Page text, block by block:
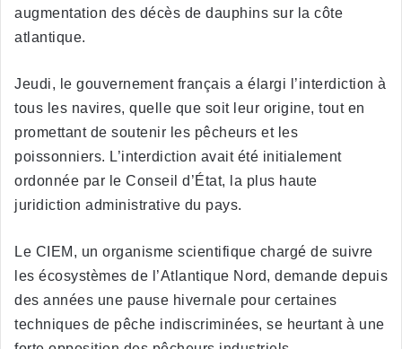
augmentation des décès de dauphins sur la côte
atlantique.
Jeudi, le gouvernement français a élargi l’interdiction à
tous les navires, quelle que soit leur origine, tout en
promettant de soutenir les pêcheurs et les
poissonniers. L’interdiction avait été initialement
ordonnée par le Conseil d’État, la plus haute
juridiction administrative du pays.
Le CIEM, un organisme scientifique chargé de suivre
les écosystèmes de l’Atlantique Nord, demande depuis
des années une pause hivernale pour certaines
techniques de pêche indiscriminées, se heurtant à une